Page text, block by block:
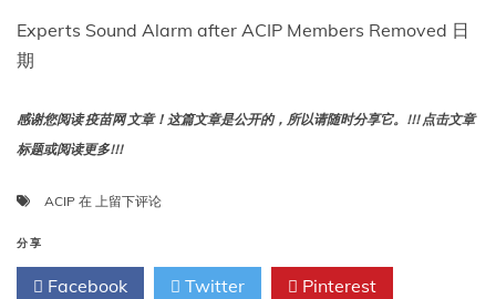
Experts Sound Alarm after ACIP Members Removed 日
期
感谢您阅读 疫苗网 文章！这篇文章是公开的，所以请随时分享它。!!! 点击文章
标题或阅读更多!!!
ACIP 在 专
ACIP
成
上留下评论
分享
Facebook Twitter Pinterest